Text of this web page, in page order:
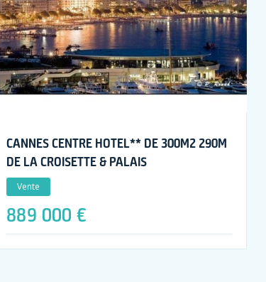
CANNES CENTRE HOTEL** DE 300M2 290M
DE LA CROISETTE & PALAIS
Vente
889 000 €